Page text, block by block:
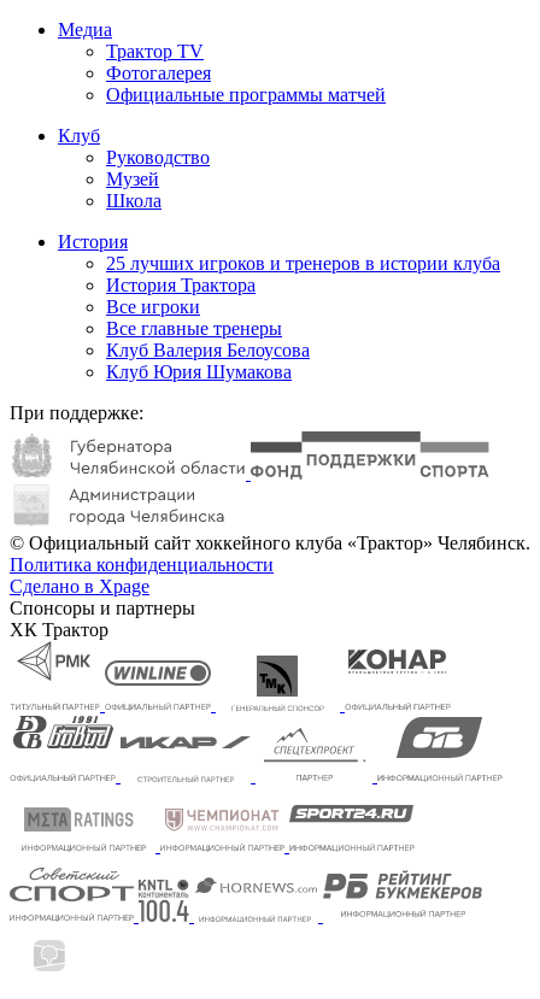
Медиа
Трактор TV
Фотогалерея
Официальные программы матчей
Клуб
Руководство
Музей
Школа
История
25 лучших игроков и тренеров в истории клуба
История Трактора
Все игроки
Все главные тренеры
Клуб Валерия Белоусова
Клуб Юрия Шумакова
При поддержке:
© Официальный сайт хоккейного клуба «Трактор» Челябинск.
Политика конфиденциальности
Сделано в Xpage
Спонсоры и партнеры
ХК Трактор